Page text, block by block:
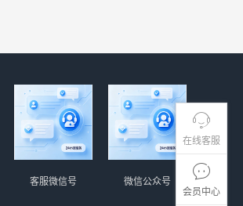
在线客服
会员中心
微信公众号
客服微信号